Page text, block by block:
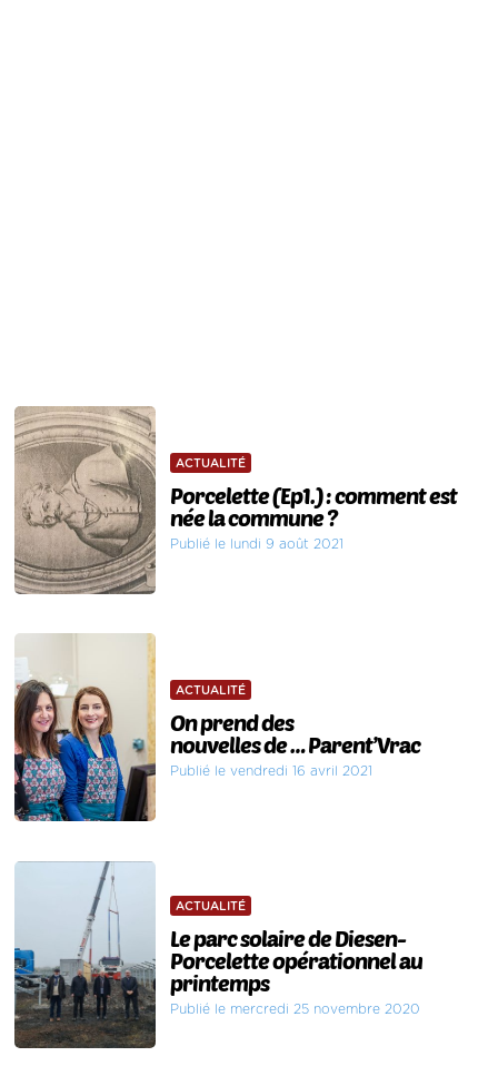
ACTUALITÉ
Porcelette (Ep1.) : comment est
née la commune ?
Publié le lundi 9 août 2021
ACTUALITÉ
On prend des
nouvelles de … Parent’Vrac
Publié le vendredi 16 avril 2021
ACTUALITÉ
Le parc solaire de Diesen-
Porcelette opérationnel au
printemps
Publié le mercredi 25 novembre 2020